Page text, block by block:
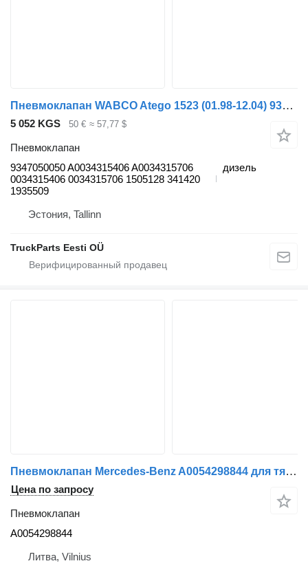
Пневмоклапан WABCO Atego 1523 (01.98-12.04) 9347050050 для тягача Mercedes-Benz Atego, Atego 2, Atego 3 (1996-)
5 052 KGS 50 € ≈ 57,77 $
Пневмоклапан
9347050050 A0034315406 A0034315706
0034315406 0034315706 1505128 341420
1935509
дизель
Эстония, Tallinn
TruckParts Eesti OÜ
Пневмоклапан Mercedes-Benz A0054298844 для тягача Mercedes-Benz MP5
Цена по запросу
Пневмоклапан
A0054298844
Литва, Vilnius